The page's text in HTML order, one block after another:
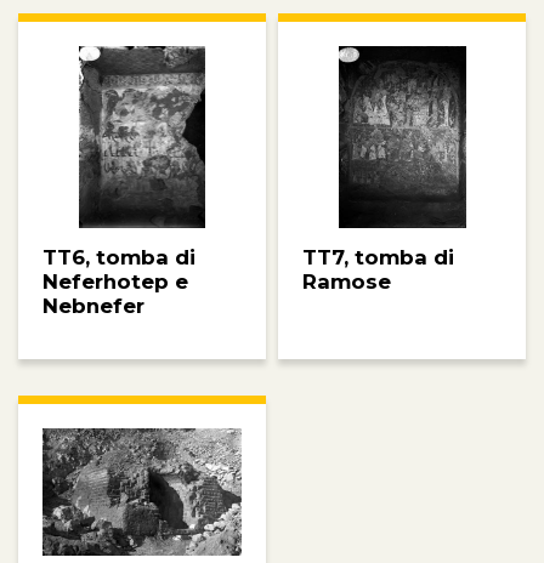
TT6, tomba di
Neferhotep e
Nebnefer
TT7, tomba di
Ramose